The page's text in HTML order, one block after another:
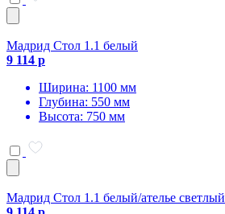
Мадрид Стол 1.1 белый
9 114 р
Ширина: 1100 мм
Глубина: 550 мм
Высота: 750 мм
Мадрид Стол 1.1 белый/ателье светлый